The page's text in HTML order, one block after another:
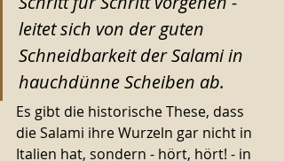
leitet sich von der guten
Schneidbarkeit der Salami in
hauchdünne Scheiben ab.
Es gibt die historische These, dass
die Salami ihre Wurzeln gar nicht in
Italien hat, sondern - hört, hört! - in